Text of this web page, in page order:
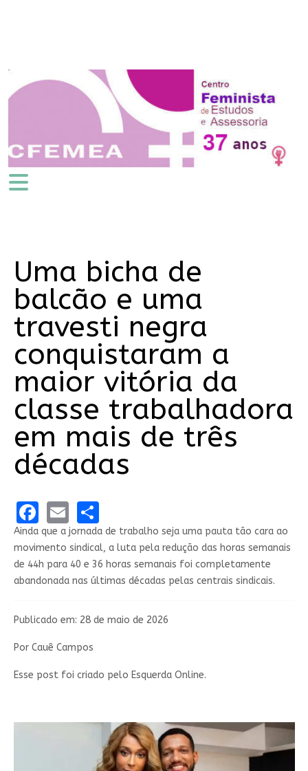
Uma bicha de
balcão e uma
travesti negra
conquistaram a
maior vitória da
classe trabalhadora
em mais de três
décadas
Facebook
EmailShare
Ainda que a jornada de trabalho seja uma pauta tão cara ao
movimento sindical, a luta pela redução das horas semanais
de 44h para 40 e 36 horas semanais foi completamente
abandonada nas últimas décadas pelas centrais sindicais.
Publicado em: 28 de maio de 2026
Por Cauê Campos
Esse post foi criado pelo Esquerda Online.